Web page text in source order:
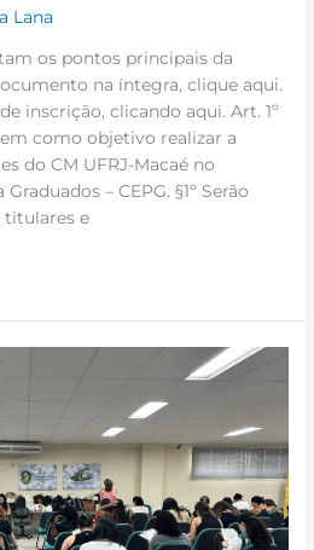
Lana
os pontos principais da
na íntegra, clique aqui.
inscrição, clicando aqui. Art. 1º
como objetivo realizar a
do CM UFRJ-Macaé no
– CEPG. §1º Serão
titulares e